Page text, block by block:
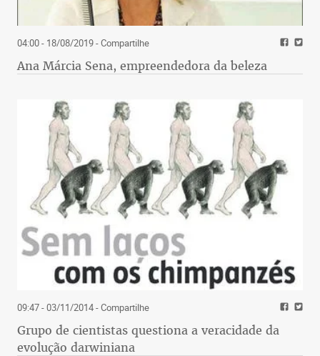
04:00 - 18/08/2019- Compartilhe
Ana Márcia Sena, empreendedora da beleza
09:47 - 03/11/2014- Compartilhe
Grupo de cientistas questiona a veracidade da
evolução darwiniana